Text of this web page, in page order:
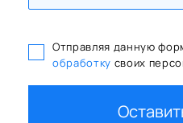
Отправляя данную
обработку своих